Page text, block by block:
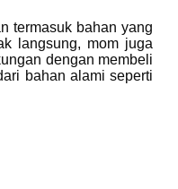
termasuk bahan yang
langsung, mom juga
dengan membeli
bahan alami seperti